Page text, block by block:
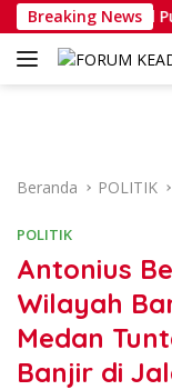
Langsung
ke
konten
Breaking News
Muhammad Putra
Beranda POLITIK
POLITIK
Antonius
Wilayah
Medan
Banjir di